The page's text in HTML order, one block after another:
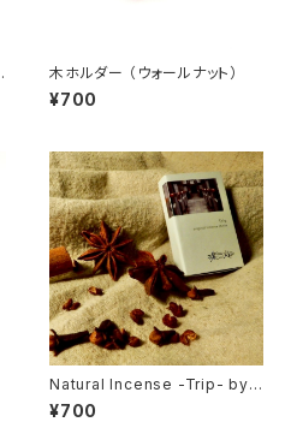
木ホルダー （ウォールナット）
¥700
Natural Incense -Trip- by
楽しい火遊び
¥700